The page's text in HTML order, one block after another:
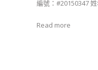
編號：#20150347
Read more